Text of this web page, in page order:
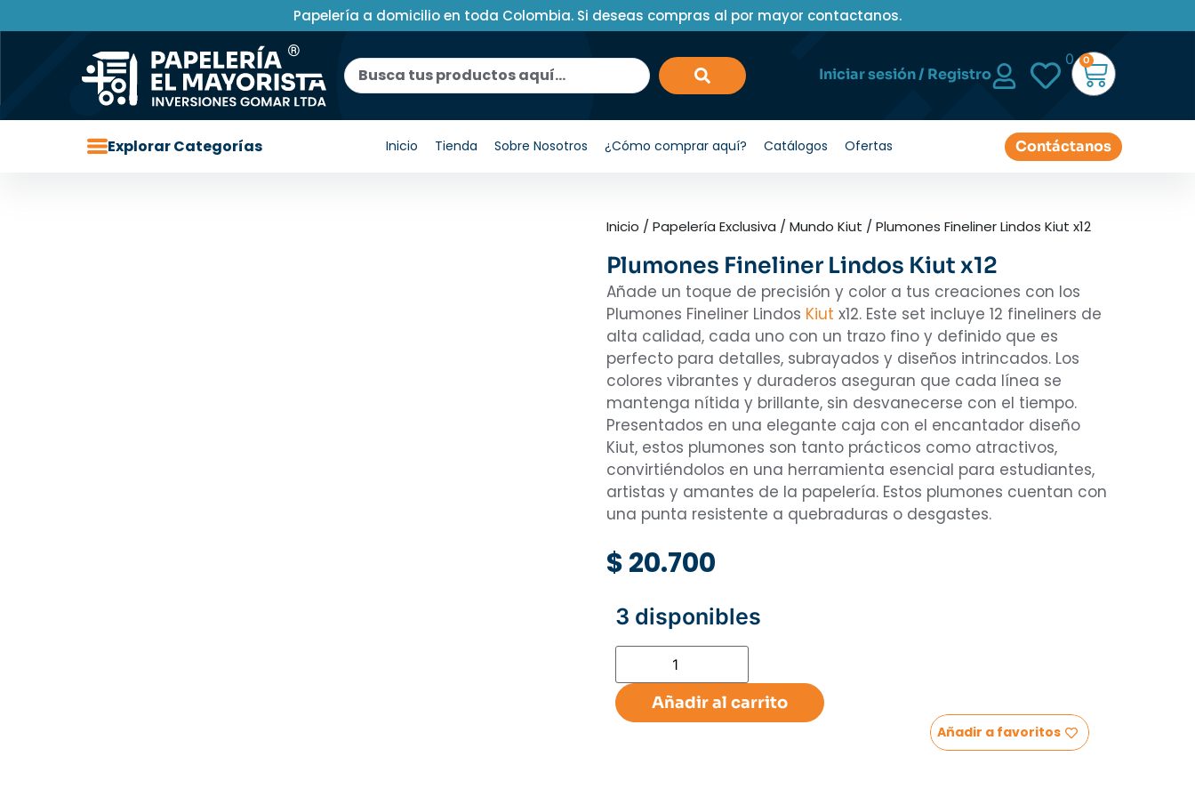
Papelería a domicilio en toda Colombia. Si deseas compras al por mayor contactanos.
Iniciar sesión / Registro
0 0
Explorar Categorías Inicio Tienda Sobre Nosotros ¿Cómo comprar aquí? Catálogos Ofertas Contáctanos
Inicio / Papelería Exclusiva / Mundo Kiut / Plumones Fineliner Lindos Kiut x12
Plumones Fineliner Lindos Kiut x12
Añade un toque de precisión y color a tus creaciones con los
Plumones Fineliner Lindos Kiut x12. Este set incluye 12 fineliners de
alta calidad, cada uno con un trazo fino y definido que es
perfecto para detalles, subrayados y diseños intrincados. Los
colores vibrantes y duraderos aseguran que cada línea se
mantenga nítida y brillante, sin desvanecerse con el tiempo.
Presentados en una elegante caja con el encantador diseño
Kiut, estos plumones son tanto prácticos como atractivos,
convirtiéndolos en una herramienta esencial para estudiantes,
artistas y amantes de la papelería. Estos plumones cuentan con
una punta resistente a quebraduras o desgastes.
$20.700
3 disponibles
Añadir al carrito
Añadir a favoritos